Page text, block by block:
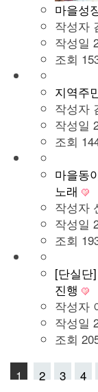
마을성
작성자
작성일
조회
지역주
작성자
작성일
조회
마을동
노래
작성자
작성일
조회
[단실단
진행
작성자
작성일
조회
1 2 3 4